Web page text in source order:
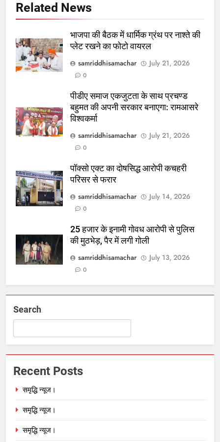
Related News
भाजपा की बैठक में धार्मिक ग्रंथ पर नाश्ते की
प्लेट रखने का फोटो वायरल
samriddhisamachar
July 21, 2026
0
पीडीए समाज एकजुटता के साथ प्रचण्ड
बहुमत की अपनी सरकार बनाएगा: रामआसरे
विश्वकर्मा
samriddhisamachar
July 21, 2026
0
पॉक्सो एक्ट का दोषसिद्ध आरोपी कचहरी
परिसर से फरार
samriddhisamachar
July 14, 2026
0
25 हजार के इनामी गोवध आरोपी से पुलिस
की मुठभेड़, पैर में लगी गोली
samriddhisamachar
July 13, 2026
0
Search
Recent Posts
समृद्धि न्यूज।
समृद्धि न्यूज।
समृद्धि न्यूज।